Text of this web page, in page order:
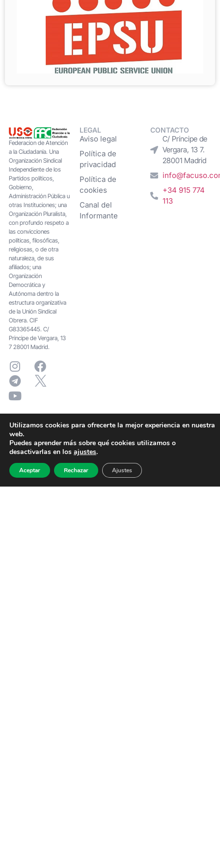
Federacion de Atención
a la Ciudadanía. Una
Organización Sindical
Independiente de los
Partidos políticos,
Gobierno,
Administración Pública u
otras Instituciones; una
Organización Pluralista,
con profundo respeto a
las convicciones
políticas, filosóficas,
religiosas, o de otra
naturaleza, de sus
afiliados; una
Organización
Democrática y
Autónoma dentro la
estructura organizativa
de la Unión Sindical
Obrera. CIF
G83365445. C/
Principe de Vergara, 13
7 28001 Madrid.
LEGAL
Aviso legal
Política de
privacidad
Política de
cookies
Canal del
Informante
CONTACTO
C/ Príncipe de
Vergara, 13 7.
28001 Madrid
+34 915 774
113
Utilizamos cookies para ofrecerte la mejor experiencia en nuestra
web.
Puedes aprender más sobre qué cookies utilizamos o
desactivarlas en los ajustes.
Aceptar Rechazar Ajustes